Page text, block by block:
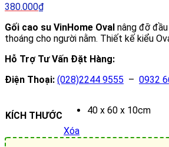
380.000₫
Gối cao su VinHome Oval nâng đỡ
thoáng cho người nằm. Thiết kế kiểu
Hỗ Trợ Tư Vấn Đặt Hàng:
Điện Thoại: (028)2244 9555 – 0932
KÍCH THƯỚC
40 x 60 x 10cm
Xóa